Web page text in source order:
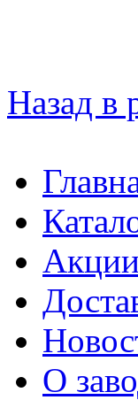
Назад в
Акции
О